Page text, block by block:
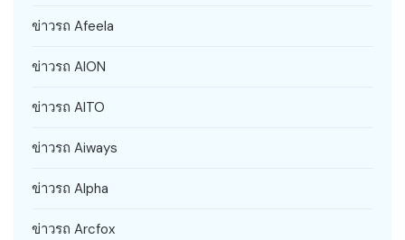
ข่าวรถ Afeela
ข่าวรถ AION
ข่าวรถ AITO
ข่าวรถ Aiways
ข่าวรถ Alpha
ข่าวรถ Arcfox